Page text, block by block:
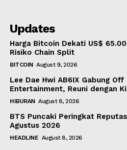
Updates
Harga Bitcoin Dekati US$
Risiko Chain Split
BITCOIN August 9, 2026
Lee Dae Hwi AB6IX Gabung
Entertainment, Reuni dengan
HIBURAN August 8, 2026
BTS Puncaki Peringkat
Agustus 2026
HEADLINE August 8, 2026